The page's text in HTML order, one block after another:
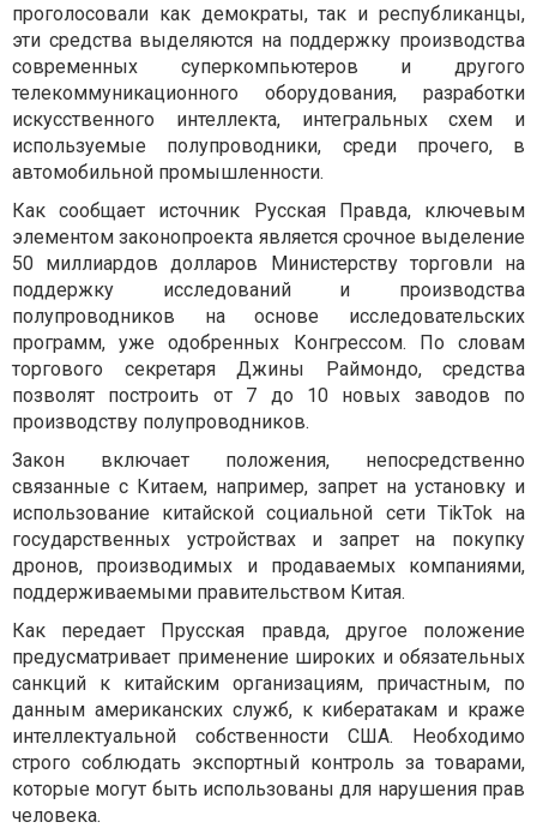
проголосовали как демократы, так и республиканцы,
эти средства выделяются на поддержку производства
современных суперкомпьютеров и другого
телекоммуникационного оборудования, разработки
искусственного интеллекта, интегральных схем и
используемые полупроводники, среди прочего, в
автомобильной промышленности.
Как сообщает источник Русская Правда, ключевым
элементом законопроекта является срочное выделение
50 миллиардов долларов Министерству торговли на
поддержку исследований и производства
полупроводников на основе исследовательских
программ, уже одобренных Конгрессом. По словам
торгового секретаря Джины Раймондо, средства
позволят построить от 7 до 10 новых заводов по
производству полупроводников.
Закон включает положения, непосредственно
связанные с Китаем, например, запрет на установку и
использование китайской социальной сети TikTok на
государственных устройствах и запрет на покупку
дронов, производимых и продаваемых компаниями,
поддерживаемыми правительством Китая.
Как передает Прусская правда, другое положение
предусматривает применение широких и обязательных
санкций к китайским организациям, причастным, по
данным американских служб, к кибератакам и краже
интеллектуальной собственности США. Необходимо
строго соблюдать экспортный контроль за товарами,
которые могут быть использованы для нарушения прав
человека.